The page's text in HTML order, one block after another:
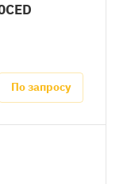
По запросу